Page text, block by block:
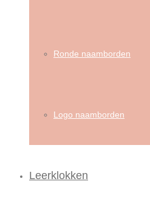
Ronde naamborden
Logo naamborden
Leerklokken